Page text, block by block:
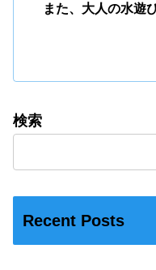
また、大人の水遊
検索
Recent Posts